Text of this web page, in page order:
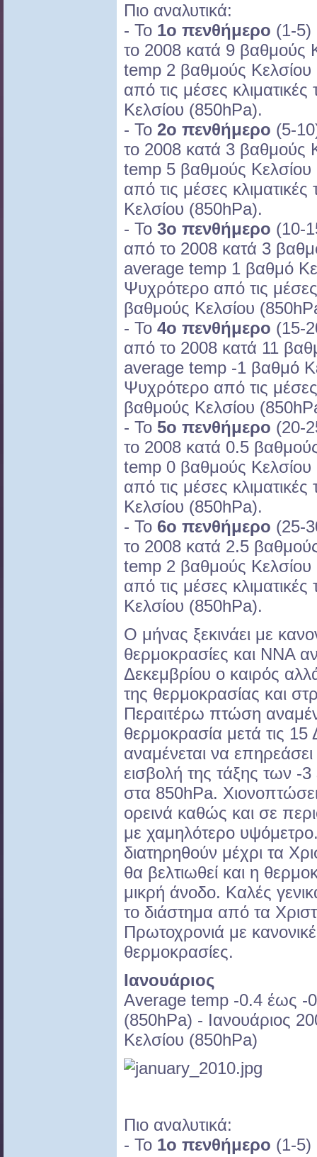
Πιο αναλυτικά:
- Το 1ο πενθήμερο (1-5)
το 2008 κατά 9 βαθμούς
temp 2 βαθμούς
από τις μέσες
Κελσίου (850hPa).
- Το 2ο πενθήμερο (5-
το 2008 κατά 3 βαθμούς
temp 5 βαθμούς
από τις μέσες
Κελσίου (850hPa).
- Το 3ο πενθήμερο (10-
από το 2008 κατά 3
average temp 1 βαθμό
Ψυχρότερο από τις μέσες
βαθμούς Κελσίου
- Το 4ο πενθήμερο (15-
από το 2008 κατά 11
average temp -1 βαθμό
Ψυχρότερο από τις μέσες
βαθμούς Κελσίου
- Το 5ο πενθήμερο (20-
το 2008 κατά 0.5
temp 0 βαθμούς
από τις μέσες
Κελσίου (850hPa).
- Το 6ο πενθήμερο (25-
το 2008 κατά 2.5
temp 2 βαθμούς
από τις μέσες
Κελσίου (850hPa).
Ο μήνας ξεκινάει με
θερμοκρασίες και ΝΝΑ
Δεκεμβρίου ο καιρός
της θερμοκρασίας και
Περαιτέρω πτώση
θερμοκρασία μετά τις
αναμένεται να
εισβολή της τάξης των
στα 850hPa.
ορεινά καθώς και σε
με χαμηλότερο
διατηρηθούν μέχρι τα
θα βελτιωθεί και η
μικρή άνοδο. Καλές
το διάστημα από τα
Πρωτοχρονιά με
θερμοκρασίες.
Ιανουάριος
Αverage temp -0.4 έως -
(850hPa) - Ιανουάριος
Κελσίου (850hPa)
Πιο αναλυτικά:
- Το 1ο πενθήμερο (1-5)